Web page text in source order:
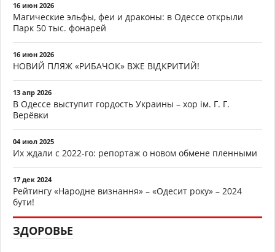
16 июн 2026
Магические эльфы, феи и драконы: в Одессе открыли
Парк 50 тыс. фонарей
16 июн 2026
НОВИЙ ПЛЯЖ «РИБАЧОК» ВЖЕ ВІДКРИТИЙ!
13 апр 2026
В Одессе выступит гордость Украины – хор ім. Г. Г.
Верёвки
04 июл 2025
Их ждали с 2022-го: репортаж о новом обмене пленными
17 дек 2024
Рейтингу «Народне визнання» – «Одесит року» – 2024
бути!
ЗДОРОВЬЕ